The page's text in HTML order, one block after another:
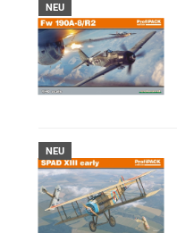
NEU
NEU